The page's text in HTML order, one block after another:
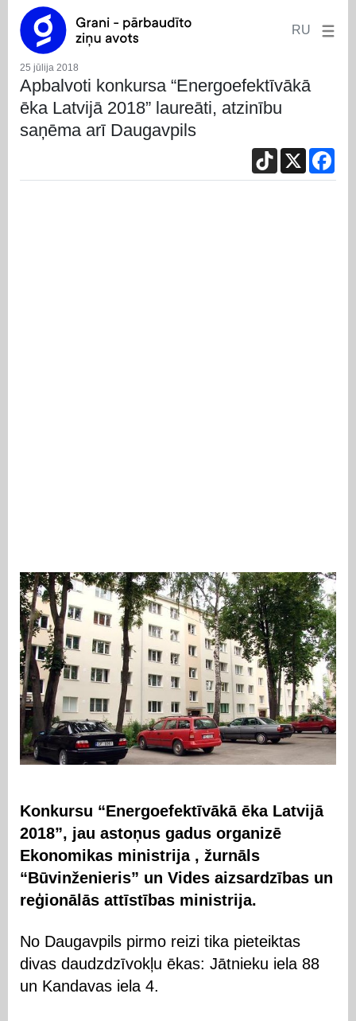
RU
25 jūlija 2018
Apbalvoti konkursa “Energoefektīvākā
ēka Latvijā 2018” laureāti, atzinību
saņēma arī Daugavpils
TikTok
X
Konkursu “Energoefektīvākā ēka Latvijā
2018”, jau astoņus gadus organizē
Ekonomikas ministrija , žurnāls
“Būvinženieris” un Vides aizsardzības un
reģionālās attīstības ministrija.
No Daugavpils pirmo reizi tika pieteiktas
divas daudzdzīvokļu ēkas: Jātnieku iela 88
un Kandavas iela 4.